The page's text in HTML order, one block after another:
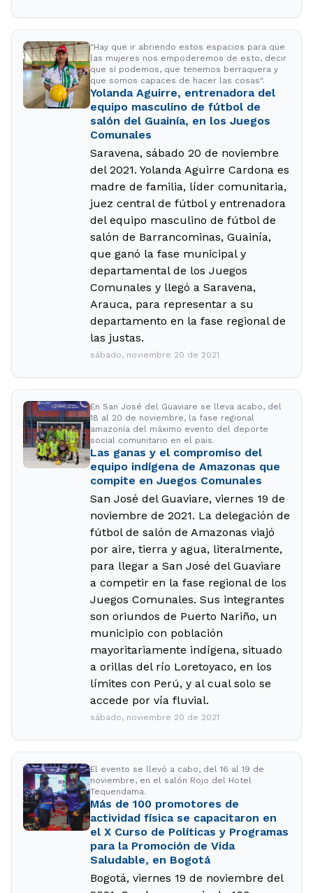
"Hay que ir abriendo estos espacios para que
las mujeres nos empoderemos de esto, decir
que sí podemos, que tenemos berraquera y
que somos capaces de hacer las cosas".
Yolanda Aguirre, entrenadora del
equipo masculino de fútbol de
salón del Guainía, en los Juegos
Comunales
Saravena, sábado 20 de noviembre
del 2021. Yolanda Aguirre Cardona es
madre de familia, líder comunitaria,
juez central de fútbol y entrenadora
del equipo masculino de fútbol de
salón de Barrancominas, Guainía,
que ganó la fase municipal y
departamental de los Juegos
Comunales y llegó a Saravena,
Arauca, para representar a su
departamento en la fase regional de
las justas.
sábado, noviembre 20 de 2021
En San José del Guaviare se lleva acabo, del
18 al 20 de noviembre, la fase regional
amazonía del máximo evento del deporte
social comunitario en el pais.
Las ganas y el compromiso del
equipo indígena de Amazonas que
compite en Juegos Comunales
San José del Guaviare, viernes 19 de
noviembre de 2021. La delegación de
fútbol de salón de Amazonas viajó
por aire, tierra y agua, literalmente,
para llegar a San José del Guaviare
a competir en la fase regional de los
Juegos Comunales. Sus integrantes
son oriundos de Puerto Nariño, un
municipio con población
mayoritariamente indígena, situado
a orillas del río Loretoyaco, en los
límites con Perú, y al cual solo se
accede por vía fluvial.
sábado, noviembre 20 de 2021
El evento se llevó a cabo, del 16 al 19 de
noviembre, en el salón Rojo del Hotel
Tequendama.
Más de 100 promotores de
actividad física se capacitaron en
el X Curso de Políticas y Programas
para la Promoción de Vida
Saludable, en Bogotá
Bogotá, viernes 19 de noviembre del